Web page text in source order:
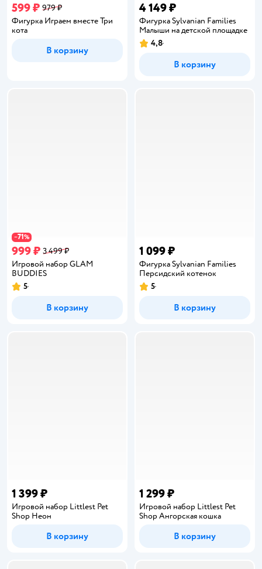
599 ₽ 979 ₽
Фигурка Играем вместе Три
кота
В корзину
4 149 ₽
Фигурка Sylvanian Families
Малыши на детской площадке
Рейтинг:
4,8
В корзину
−71%
999 ₽ 3 499 ₽
Игровой набор GLAM
BUDDIES
Рейтинг:
5
В корзину
1 099 ₽
Фигурка Sylvanian Families
Персидский котенок
Рейтинг:
5
В корзину
1 399 ₽
Игровой набор Littlest Pet
Shop Неон
В корзину
1 299 ₽
Игровой набор Littlest Pet
Shop Ангорская кошка
В корзину